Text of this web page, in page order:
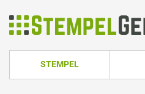
STEMPEL